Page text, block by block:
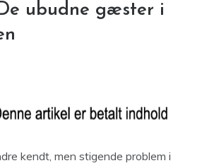
ubudne gæster i
kendt, men stigende problem i